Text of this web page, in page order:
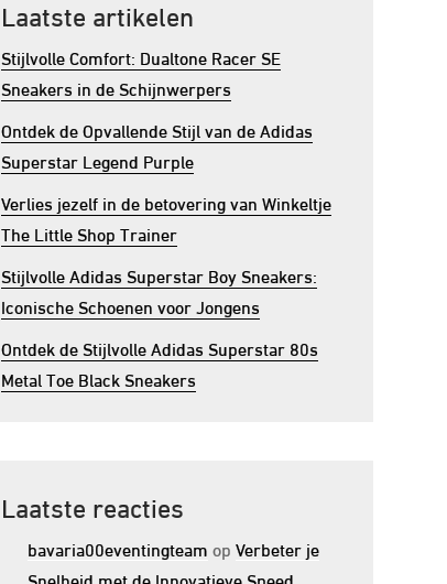
Laatste artikelen
Stijlvolle Comfort: Dualtone Racer SE
Sneakers in de Schijnwerpers
Ontdek de Opvallende Stijl van de Adidas
Superstar Legend Purple
Verlies jezelf in de betovering van Winkeltje
The Little Shop Trainer
Stijlvolle Adidas Superstar Boy Sneakers:
Iconische Schoenen voor Jongens
Ontdek de Stijlvolle Adidas Superstar 80s
Metal Toe Black Sneakers
Laatste reacties
bavaria00eventingteam op Verbeter je